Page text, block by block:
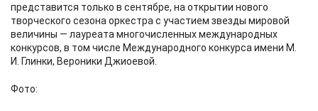
представится только в сентябре, на открытии нового
творческого сезона оркестра с участием звезды мировой
величины — лауреата многочисленных международных
конкурсов, в том числе Международного конкурса имени М.
И. Глинки, Вероники Джиоевой.
Фото: